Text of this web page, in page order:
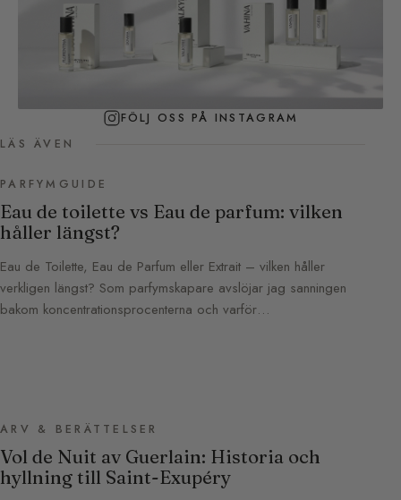
FÖLJ OSS PÅ INSTAGRAM
LÄS ÄVEN
PARFYMGUIDE
Eau de toilette vs Eau de parfum: vilken
håller längst?
Eau de Toilette, Eau de Parfum eller Extrait – vilken håller
verkligen längst? Som parfymskapare avslöjar jag sanningen
bakom koncentrationsprocenterna och varför…
ARV & BERÄTTELSER
Vol de Nuit av Guerlain: Historia och
hyllning till Saint-Exupéry